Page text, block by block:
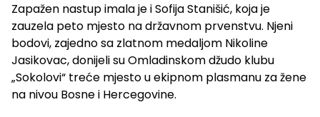
Zapažen nastup imala je i Sofija Stanišić, koja je
zauzela peto mjesto na državnom prvenstvu. Njeni
bodovi, zajedno sa zlatnom medaljom Nikoline
Jasikovac, donijeli su Omladinskom džudo klubu
„Sokolovi“ treće mjesto u ekipnom plasmanu za žene
na nivou Bosne i Hercegovine.